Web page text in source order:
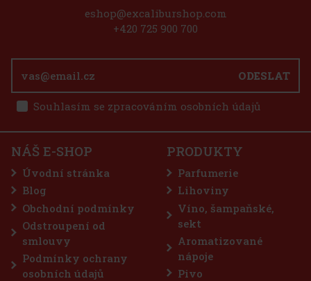
jsme
625 Kč
ODESLAT
Souhlasím se zpracováním osobních údajů
eshop@excaliburshop.com
+420 725 900 700
NÁŠ E-SHOP
Úvodní stránka
Blog
Obchodní podmínky
Odstroupení od
smlouvy
Podmínky ochrany
osobních údajů
PRODUKTY
Parfumerie
Lihoviny
Víno, šampaňské,
sekt
Aromatizované
nápoje
Pivo